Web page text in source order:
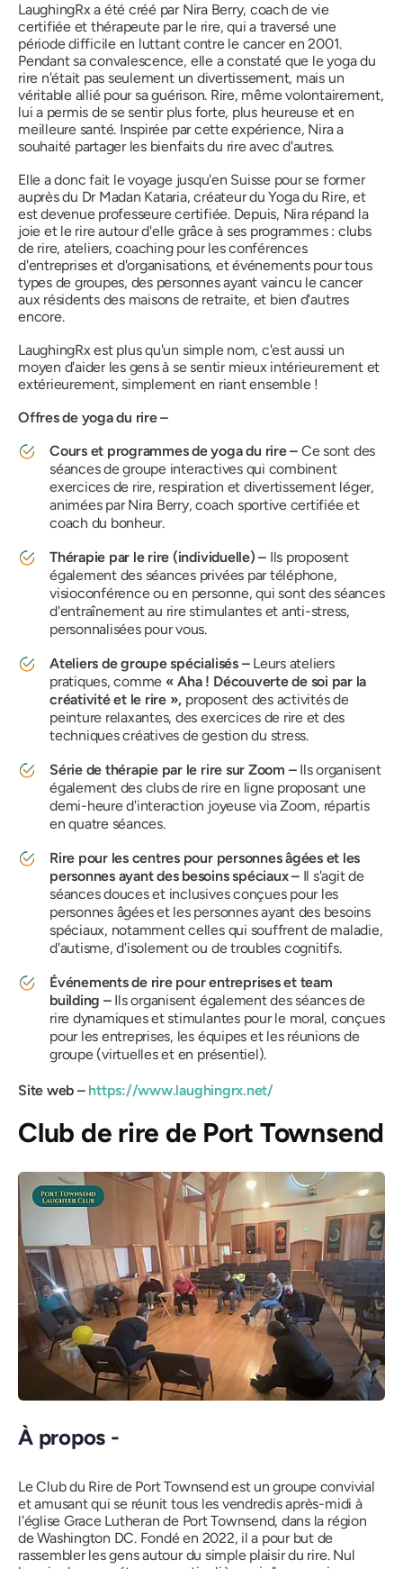
LaughingRx a été créé par Nira Berry, coach de vie
certifiée et thérapeute par le rire, qui a traversé une
période difficile en luttant contre le cancer en 2001.
Pendant sa convalescence, elle a constaté que le yoga du
rire n'était pas seulement un divertissement, mais un
véritable allié pour sa guérison. Rire, même volontairement,
lui a permis de se sentir plus forte, plus heureuse et en
meilleure santé. Inspirée par cette expérience, Nira a
souhaité partager les bienfaits du rire avec d'autres.
Elle a donc fait le voyage jusqu'en Suisse pour se former
auprès du Dr Madan Kataria, créateur du Yoga du Rire, et
est devenue professeure certifiée. Depuis, Nira répand la
joie et le rire autour d'elle grâce à ses programmes : clubs
de rire, ateliers, coaching pour les conférences
d'entreprises et d'organisations, et événements pour tous
types de groupes, des personnes ayant vaincu le cancer
aux résidents des maisons de retraite, et bien d'autres
encore.
LaughingRx est plus qu'un simple nom, c'est aussi un
moyen d'aider les gens à se sentir mieux intérieurement et
extérieurement, simplement en riant ensemble !
Offres de yoga du rire –
Cours et programmes de yoga du rire – Ce sont des
séances de groupe interactives qui combinent
exercices de rire, respiration et divertissement léger,
animées par Nira Berry, coach sportive certifiée et
coach du bonheur.
Thérapie par le rire (individuelle) – Ils proposent
également des séances privées par téléphone,
visioconférence ou en personne, qui sont des séances
d'entraînement au rire stimulantes et anti-stress,
personnalisées pour vous.
Ateliers de groupe spécialisés – Leurs ateliers
pratiques, comme « Aha ! Découverte de soi par la
créativité et le rire », proposent des activités de
peinture relaxantes, des exercices de rire et des
techniques créatives de gestion du stress.
Série de thérapie par le rire sur Zoom – Ils organisent
également des clubs de rire en ligne proposant une
demi-heure d'interaction joyeuse via Zoom, répartis
en quatre séances.
Rire pour les centres pour personnes âgées et les
personnes ayant des besoins spéciaux – Il s'agit de
séances douces et inclusives conçues pour les
personnes âgées et les personnes ayant des besoins
spéciaux, notamment celles qui souffrent de maladie,
d'autisme, d'isolement ou de troubles cognitifs.
Événements de rire pour entreprises et team
building – Ils organisent également des séances de
rire dynamiques et stimulantes pour le moral, conçues
pour les entreprises, les équipes et les réunions de
groupe (virtuelles et en présentiel).
Site web –https://www.laughingrx.net/
Club de rire de Port Townsend
À propos -
Le Club du Rire de Port Townsend est un groupe convivial
et amusant qui se réunit tous les vendredis après-midi à
l'église Grace Lutheran de Port Townsend, dans la région
de Washington DC. Fondé en 2022, il a pour but de
rassembler les gens autour du simple plaisir du rire. Nul